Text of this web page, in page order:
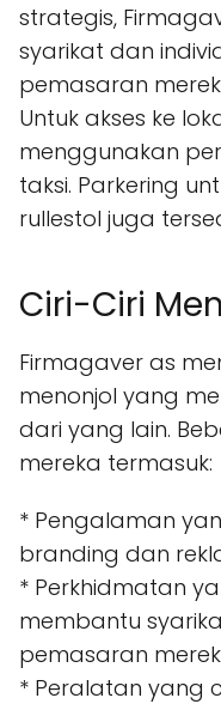
strategis,
syarikat dan
pemasaran
Untuk akses ke
menggunakan
taksi. Parkering
rullestol juga
Ciri-Ciri
Firmagaver as
menonjol yang
dari yang lain.
mereka termasuk:
* Pengalaman
branding dan
* Perkhidmatan
membantu
pemasaran
* Peralatan yang